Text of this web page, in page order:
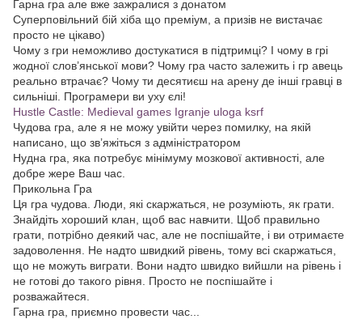
Гарна гра але вже зажралися з донатом
Суперповільний бій хіба що преміум, а призів не вистачає
просто не цікаво)
Чому з гри неможливо достукатися в підтримці? І чому в грі
жодної слов’янської мови? Чому гра часто залежить і гр авець
реально втрачає? Чому ти десятиєш на арену де інші гравці в
сильніші. Програмери ви уху єлі!
Hustle Castle: Medieval games Igranje uloga ksrf
Чудова гра, але я не можу увійти через помилку, на якій
написано, що зв’яжіться з адміністратором
Нудна гра, яка потребує мінімуму мозкової активності, але
добре жере Ваш час.
Прикольна Гра
Ця гра чудова. Люди, які скаржаться, не розуміють, як грати.
Знайдіть хороший клан, щоб вас навчити. Щоб правильно
грати, потрібно деякий час, але не поспішайте, і ви отримаєте
задоволення. Не надто швидкий рівень, тому всі скаржаться,
що не можуть виграти. Вони надто швидко вийшли на рівень і
не готові до такого рівня. Просто не поспішайте і
розважайтеся.
Гарна гра, приємно провести час...